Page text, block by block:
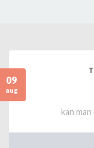
09
aug
kan